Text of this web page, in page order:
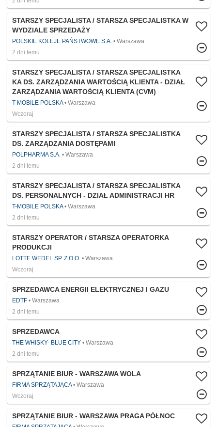
STARSZY SPECJALISTA / STARSZA SPECJALISTKA W
WYDZIALE SPRZEDAŻY
POLSKIE KOLEJE PAŃSTWOWE S.A.
Warszawa
2 dni temu
STARSZY SPECJALISTA / STARSZA SPECJALISTKA
KA DS. ZARZĄDZANIA WARTOŚCIĄ KLIENTA - DZIAŁ
ZARZĄDZANIA WARTOŚCIĄ KLIENTA (CVM)
T-MOBILE POLSKA
Warszawa
Wczoraj
STARSZY SPECJALISTA / STARSZA SPECJALISTKA
DS. ZARZĄDZANIA DOSTĘPAMI
POLPHARMA S.A.
Warszawa
2 dni temu
STARSZY SPECJALISTA / STARSZA SPECJALISTKA
DS. PERSONALNYCH - DZIAŁ ADMINISTRACJI HR
T-MOBILE POLSKA
Warszawa
2 dni temu
STARSZY OPERATOR / STARSZA OPERATORKA
PRODUKCJI
LOTTE WEDEL SP. Z O.O.
Warszawa
Wczoraj
SPRZEDAWCA ENERGII ELEKTRYCZNEJ I GAZU
EDTF
Warszawa
2 dni temu
SPRZEDAWCA
THE WHISKY- BLUE CITY
Warszawa
2 dni temu
SPRZĄTANIE BIUR - WARSZAWA WOLA
FIRMA SPRZĄTAJĄCA
Warszawa
Wczoraj
SPRZĄTANIE BIUR - WARSZAWA PRAGA PÓŁNOC